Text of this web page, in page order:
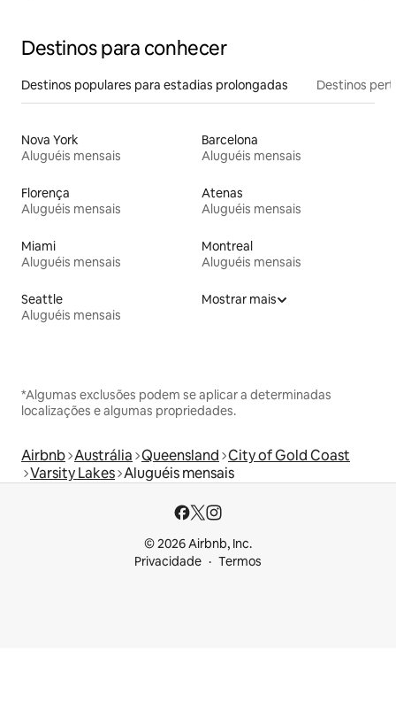
Destinos para conhecer
Destinos populares para estadias prolongadas Destinos
Nova York
Aluguéis mensais
Barcelona
Aluguéis mensais
Florença
Aluguéis mensais
Atenas
Aluguéis mensais
Miami
Aluguéis mensais
Montreal
Aluguéis mensais
Seattle
Aluguéis mensais
Mostrar mais
*Algumas exclusões podem se aplicar a determinadas
localizações e algumas propriedades.
Airbnb Austrália Queensland City of Gold Coast
Varsity Lakes Aluguéis mensais
© 2026 Airbnb, Inc.
Privacidade
Termos